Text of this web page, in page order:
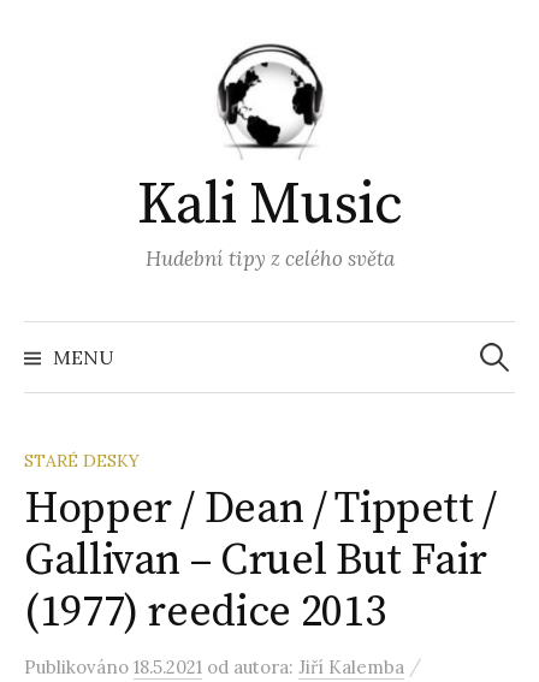
Kali Music
Hudební tipy z celého světa
MENU
STARÉ DESKY
Hopper / Dean / Tippett /
Gallivan – Cruel But Fair
(1977) reedice 2013
Publikováno 18.5.2021 od autora: Jiří Kalemba /